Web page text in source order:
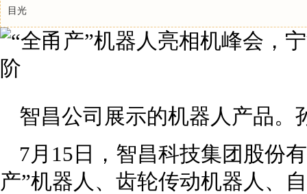
目光
智昌公司展示的机器人产品。
7月15日，智昌科技集团股份
产”机器人、齿轮传动机器人、